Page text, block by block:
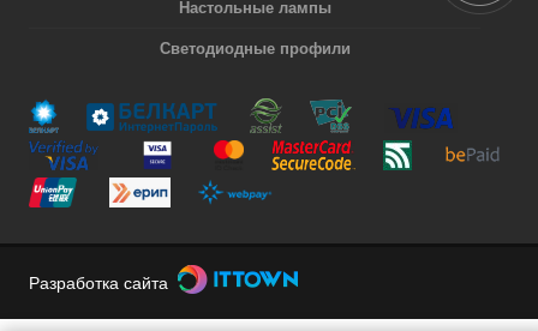
Настольные лампы
Светодиодные профили
Разработка сайта